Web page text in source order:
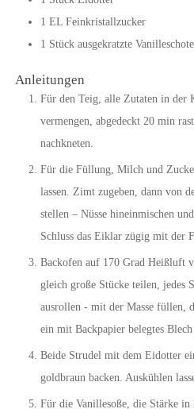
1 EL Feinkristallzucker
1 Stück ausgekratzte Vanilleschote
Anleitungen
Für den Teig, alle Zutaten in der
vermengen, abgedeckt 20 min
nachkneten.
Für die Füllung, Milch und
lassen. Zimt zugeben, dann von
stellen – Nüsse hineinmischen
Schluss das Eiklar zügig mit der
Backofen auf 170 Grad Heißluft
gleich große Stücke teilen, jedes
ausrollen - mit der Masse füllen,
ein mit Backpapier belegtes Blech
Beide Strudel mit dem Eidotter
goldbraun backen. Auskühlen
Für die Vanillesoße, die Stärke